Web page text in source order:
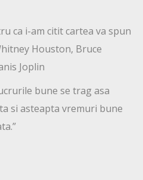
ca i-am citit cartea va spun
Houston, Bruce
Joplin
bune se trag asa
si asteapta vremuri bune